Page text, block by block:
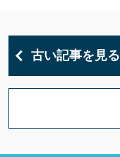
古い記事を見る